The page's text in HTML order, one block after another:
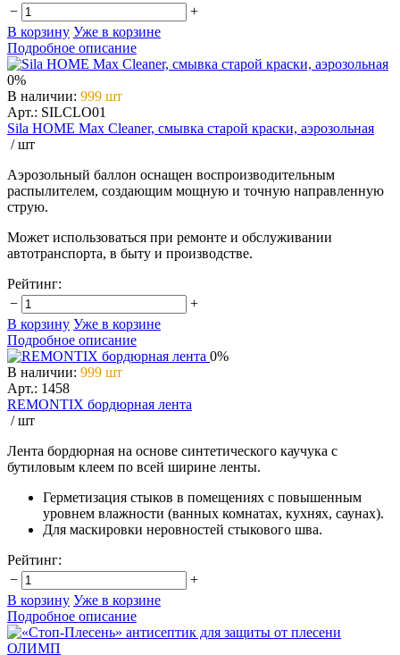
−
+
В корзину Уже в корзине
Подробное описание
0%
В наличии: 999 шт
Арт.: SILCLO01
Sila HOME Max Cleaner, смывка старой краски, аэрозольная
/ шт
Аэрозольный баллон оснащен воспроизводительным
распылителем, создающим мощную и точную направленную
струю.
Может использоваться при ремонте и обслуживании
автотранспорта, в быту и производстве.
Рейтинг:
−
+
В корзину Уже в корзине
Подробное описание
0%
В наличии: 999 шт
Арт.: 1458
REMONTIX бордюрная лента
/ шт
Лента бордюрная на основе синтетического каучука с
бутиловым клеем по всей ширине ленты.
Герметизация стыков в помещениях с повышенным
уровнем влажности (ванных комнатах, кухнях, саунах).
Для маскировки неровностей стыкового шва.
Рейтинг:
−
+
В корзину Уже в корзине
Подробное описание